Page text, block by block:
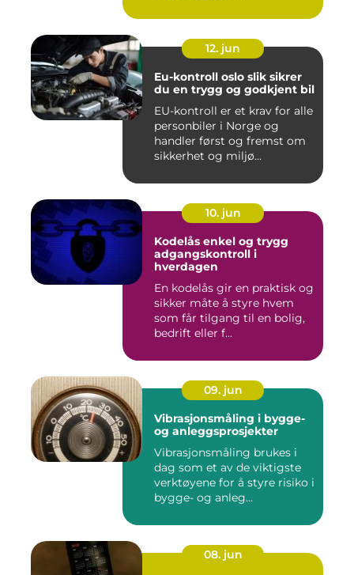
12. jun
Eu-kontroll oslo slik sikrer
du en trygg og godkjent bil
EU-kontroll er et krav for alle
personbiler i Norge og
handler først og fremst om
sikkerhet og miljø...
10. jun
Kodelås enkel og trygg
adgangskontroll i
hverdagen
En kodelås gir en praktisk og
sikker måte å styre hvem
som får tilgang til en bolig,
bedrift eller f...
09. jun
Vibrasjonsmåling i bygge-
og anleggsprosjekter
Vibrasjonsmåling brukes i
dag som et av de viktigste
verktøyene for å styre risiko i
bygge- og anleg...
08. jun